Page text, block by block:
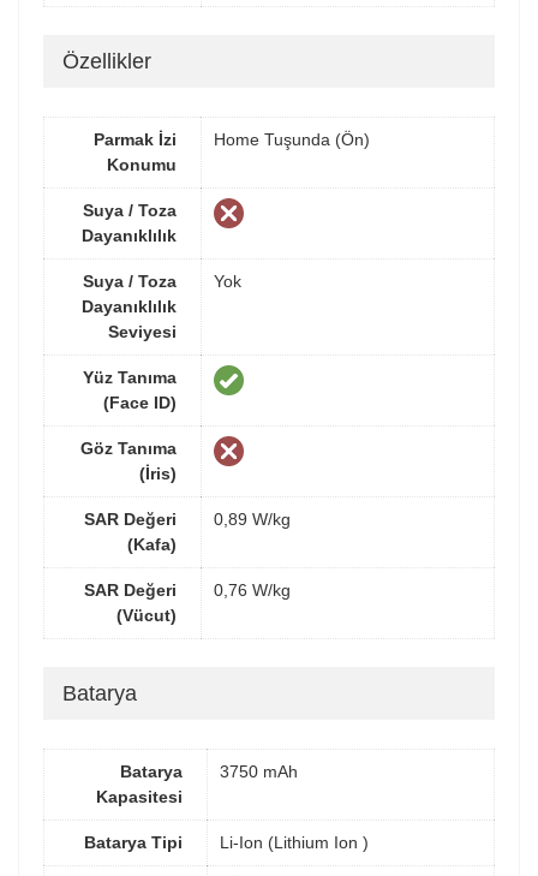
Özellikler
Parmak İzi
Konumu
Home Tuşunda (Ön)
Suya / Toza
Dayanıklılık
Suya / Toza
Dayanıklılık
Seviyesi
Yok
Yüz Tanıma
(Face ID)
Göz Tanıma
(İris)
SAR Değeri
(Kafa)
0,89 W/kg
SAR Değeri
(Vücut)
0,76 W/kg
Batarya
Batarya
Kapasitesi
3750 mAh
Batarya Tipi Li-Ion (Lithium Ion )